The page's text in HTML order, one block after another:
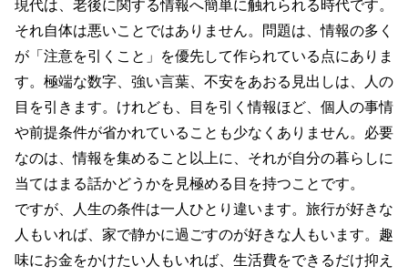
現代は、老後に関する情報へ簡単に触れられる時代です。
それ自体は悪いことではありません。問題は、情報の多く
が「注意を引くこと」を優先して作られている点にありま
す。極端な数字、強い言葉、不安をあおる見出しは、人の
目を引きます。けれども、目を引く情報ほど、個人の事情
や前提条件が省かれていることも少なくありません。必要
なのは、情報を集めること以上に、それが自分の暮らしに
当てはまる話かどうかを見極める目を持つことです。
ですが、人生の条件は一人ひとり違います。旅行が好きな
人もいれば、家で静かに過ごすのが好きな人もいます。趣
味にお金をかけたい人もいれば、生活費をできるだけ抑え